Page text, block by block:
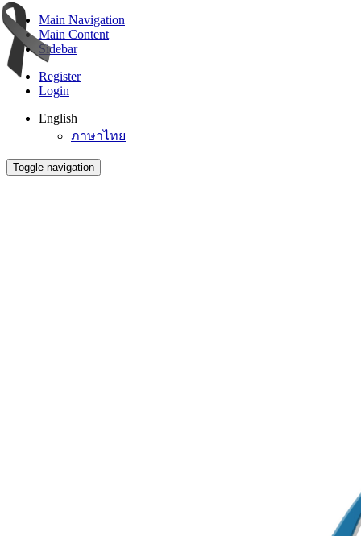
Main Navigation
Main Content
Sidebar
Register
Login
English
ภาษาไทย
Toggle navigation